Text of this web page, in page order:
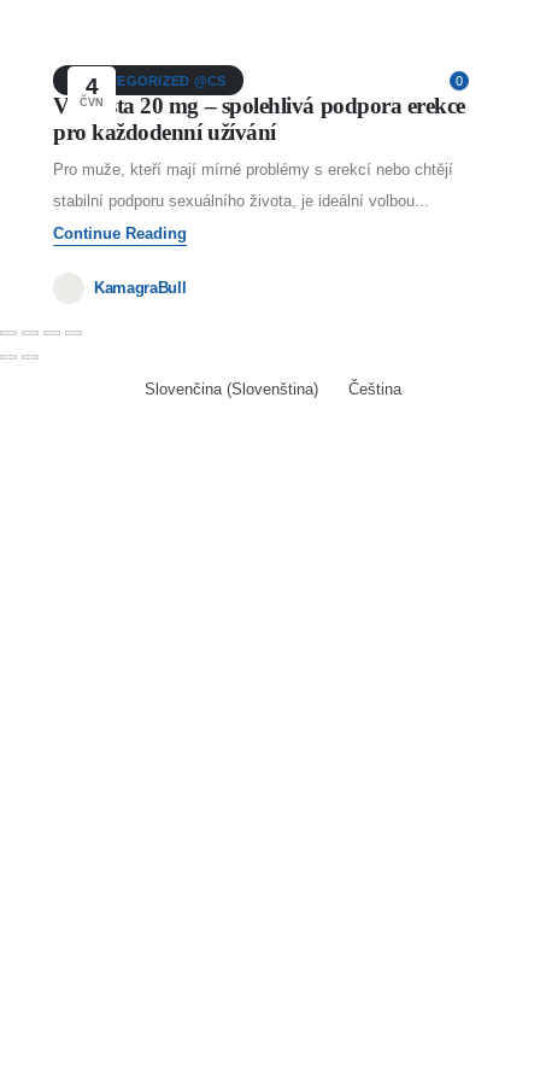
4
ČVN
0
UNCATEGORIZED @CS
Vidalista 20 mg – spolehlivá podpora erekce
pro každodenní užívání
Pro muže, kteří mají mírné problémy s erekcí nebo chtějí
stabilní podporu sexuálního života, je ideální volbou...
Continue Reading
KamagraBull
Slovenčina (Slovenština) Čeština